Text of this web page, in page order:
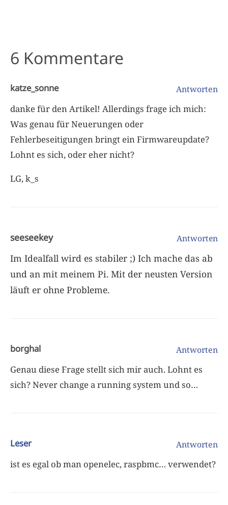
6 Kommentare
katze_sonne Antworten
danke für den Artikel! Allerdings frage ich mich:
Was genau für Neuerungen oder
Fehlerbeseitigungen bringt ein Firmwareupdate?
Lohnt es sich, oder eher nicht?
LG, k_s
seeseekey Antworten
Im Idealfall wird es stabiler ;) Ich mache das ab
und an mit meinem Pi. Mit der neusten Version
läuft er ohne Probleme.
borghal Antworten
Genau diese Frage stellt sich mir auch. Lohnt es
sich? Never change a running system und so…
Leser Antworten
ist es egal ob man openelec, raspbmc… verwendet?